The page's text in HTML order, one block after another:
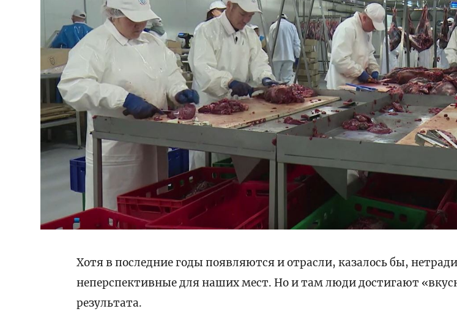
Хотя в последние годы появляются и отрасли, казалось бы,
неперспективные для наших мест. Но и там люди достигают
результата.